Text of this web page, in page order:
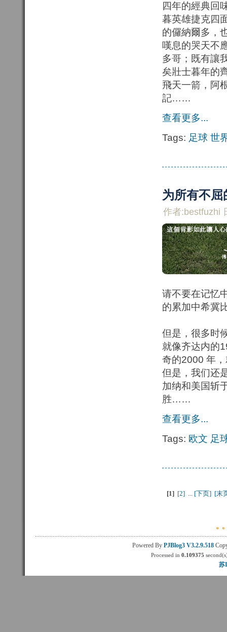
四年的經典回
暮英雄捷克四
的儸納爾多，
嘆息的哭天不
多哥；既有讓
矣壯士暮年的
飛天一箭，阿
記……
查看更多...
Tags: 足球 世
为所有不
作者:bestfuzhi
请不要在记忆
的累加中希冀
但是，很多时
就像齐达内的
奇的2000 年
但是，我们还
加纳和美国斩
胜……
查看更多...
Tags: 欧文 足
[1] [2] ... [下页] [末
Powered By PJBlog3 V3.2.9.518
Processed in0.109375
苏